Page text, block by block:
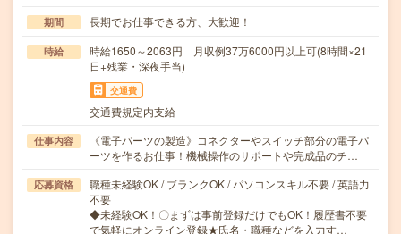
期間 長期でお仕事できる方、大歓迎！
時給
時給1650～2063円 月収例37万6000円以上可(8時間×21
日+残業・深夜手当)
交通費
交通費規定内支給
仕事内容
《電子パーツの製造》コネクターやスイッチ部分の電子パ
ーツを作るお仕事！機械操作のサポートや完成品のチ…
応募資格
職種未経験OK / ブランクOK / パソコンスキル不要 / 英語力
不要
◆未経験OK！〇まずは事前登録だけでもOK！履歴書不要
で気軽にオンライン登録★氏名・職種などを入力す…